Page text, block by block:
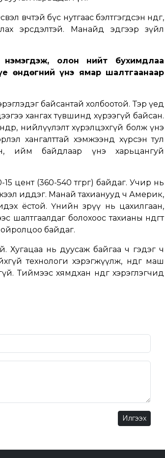
өвчтэй бүс нутгаас бэлтгэгдсэн өндөг,
эрсдэлтэй. Манайд эдгээр зүйл
олон нийт бухимдлаа
өндөгний үнэ ямар шалтгаанаар
байсантай холбоотой. Тэр үед
хангах түвшинд хүрээгүй байсан.
нийлүүлэлт хүрэлцэхгүй болж үнэ
хангалттай хэмжээнд хүрсэн тул
ийм байдлаар үнэ харьцангуй
цент (360-540 төгрөг) байдаг. Учир нь
иддэг. Манай тахианууд ч Америк,
ёстой. Үнийн зөрүү нь цахилгаан,
шалтгаалдаг болохоос тахианы өндөгт
байдаг.
Хугацаа нь дуусаж байгаа ч гэдэг ч
технологи хэрэгжүүлж, өндгөө маш
Тиймээс хямдхан өндөг хэрэглэгчид
Илгээх